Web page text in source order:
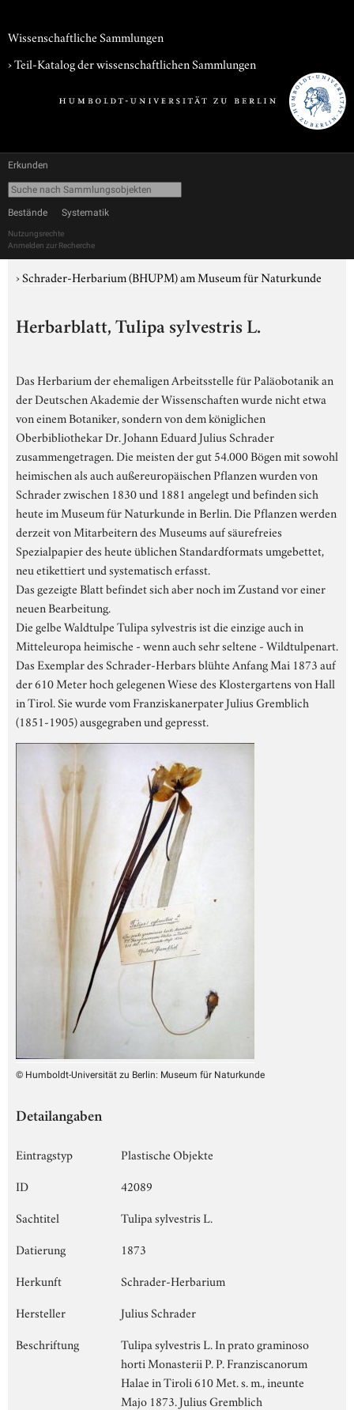
Wissenschaftliche Sammlungen
› Teil-Katalog der wissenschaftlichen Sammlungen
Erkunden
Bestände Systematik
Nutzungsrechte
Anmelden zur Recherche
›Schrader-Herbarium (BHUPM) am Museum für Naturkunde
Herbarblatt, Tulipa sylvestris L.
Das Herbarium der ehemaligen Arbeitsstelle für Paläobotanik an
der Deutschen Akademie der Wissenschaften wurde nicht etwa
von einem Botaniker, sondern von dem königlichen
Oberbibliothekar Dr. Johann Eduard Julius Schrader
zusammengetragen. Die meisten der gut 54.000 Bögen mit sowohl
heimischen als auch außereuropäischen Pflanzen wurden von
Schrader zwischen 1830 und 1881 angelegt und befinden sich
heute im Museum für Naturkunde in Berlin. Die Pflanzen werden
derzeit von Mitarbeitern des Museums auf säurefreies
Spezialpapier des heute üblichen Standardformats umgebettet,
neu etikettiert und systematisch erfasst.
Das gezeigte Blatt befindet sich aber noch im Zustand vor einer
neuen Bearbeitung.
Die gelbe Waldtulpe Tulipa sylvestris ist die einzige auch in
Mitteleuropa heimische - wenn auch sehr seltene - Wildtulpenart.
Das Exemplar des Schrader-Herbars blühte Anfang Mai 1873 auf
der 610 Meter hoch gelegenen Wiese des Klostergartens von Hall
in Tirol. Sie wurde vom Franziskanerpater Julius Gremblich
(1851-1905) ausgegraben und gepresst.
© Humboldt-Universität zu Berlin: Museum für Naturkunde
Detailangaben
Eintragstyp
Plastische Objekte
ID
42089
Sachtitel
Tulipa sylvestris L.
Datierung
1873
Herkunft
Schrader-Herbarium
Hersteller
Julius Schrader
Beschriftung
Tulipa sylvestris L. In prato graminoso
horti Monasterii P. P. Franziscanorum
Halae in Tiroli 610 Met. s. m., ineunte
Majo 1873. Julius Gremblich